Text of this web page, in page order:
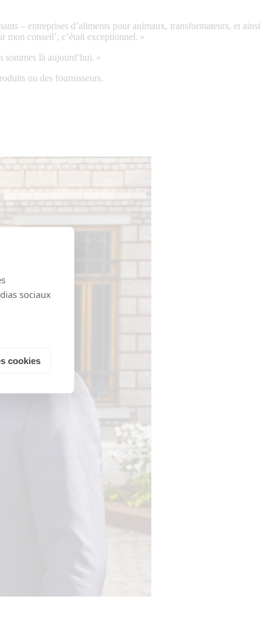
– entreprises d’aliments pour animaux, transformateurs, et ainsi
mon conseil’, c’était exceptionnel. »
là aujourd’hui. »
ou des fournisseurs.
sociaux
cookies